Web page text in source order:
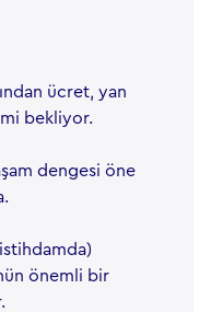
ücret, yan
bekliyor.
dengesi öne
önemli bir